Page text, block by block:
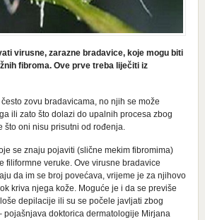
virusne, zarazne bradavice, koje mogu biti
fibroma. Ove prve treba liječiti iz
često zovu bradavicama, no njih se može
ili zato što dolazi do upalnih procesa zbog
što oni nisu prisutni od rođenja.
se znaju pojaviti (slične mekim fibromima)
filiformne veruke. Ove virusne bradavice
da im se broj povećava, vrijeme je za njihovo
kriva njega kože. Moguće je i da se previše
depilacije ili su se počele javljati zbog
pojašnjava doktorica dermatologije Mirjana